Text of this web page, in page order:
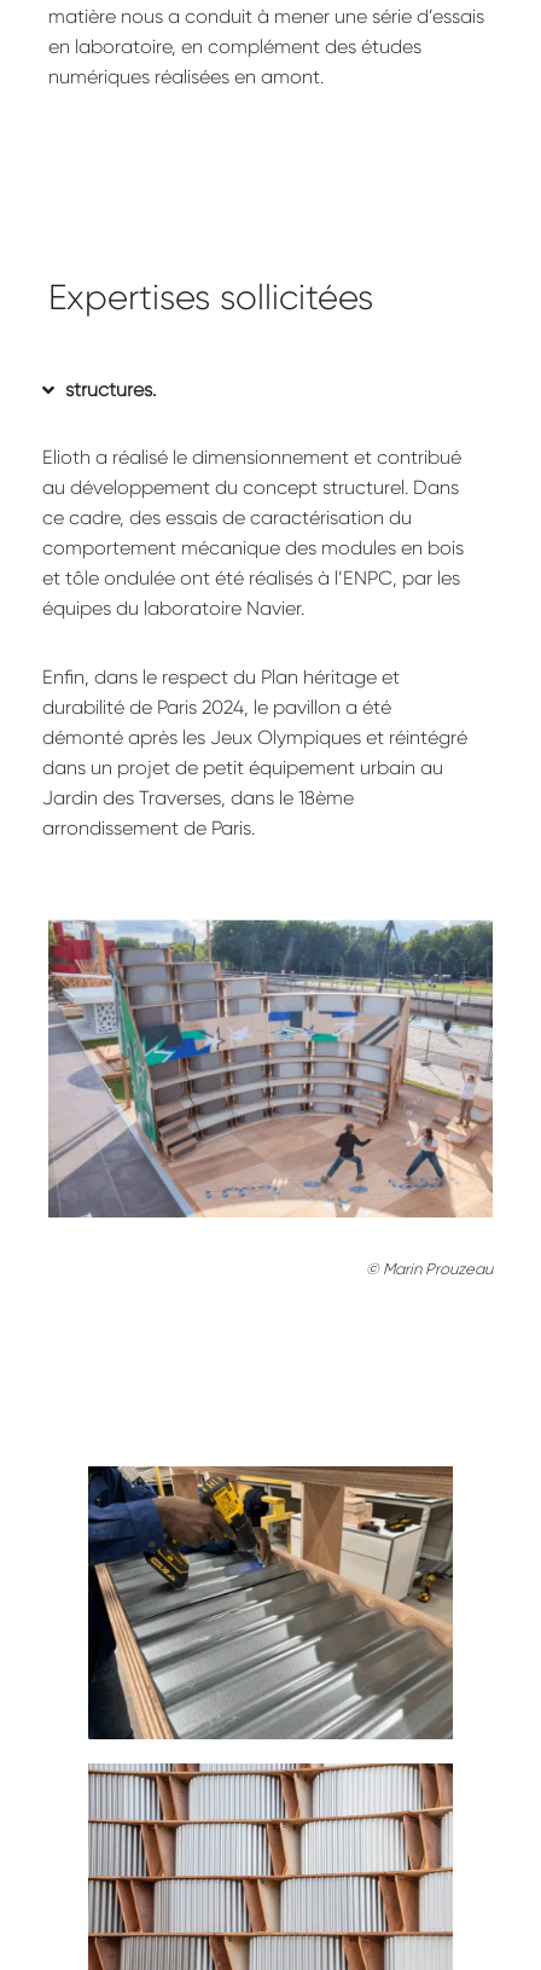
matière nous a conduit à mener une série d’essais
en laboratoire, en complément des études
numériques réalisées en amont.
Expertises sollicitées
structures.
Elioth a réalisé le dimensionnement et contribué
au développement du concept structurel. Dans
ce cadre, des essais de caractérisation du
comportement mécanique des modules en bois
et tôle ondulée ont été réalisés à l’ENPC, par les
équipes du laboratoire Navier.
Enfin, dans le respect du Plan héritage et
durabilité de Paris 2024, le pavillon a été
démonté après les Jeux Olympiques et réintégré
dans un projet de petit équipement urbain au
Jardin des Traverses, dans le 18ème
arrondissement de Paris.
© Marin Prouzeau